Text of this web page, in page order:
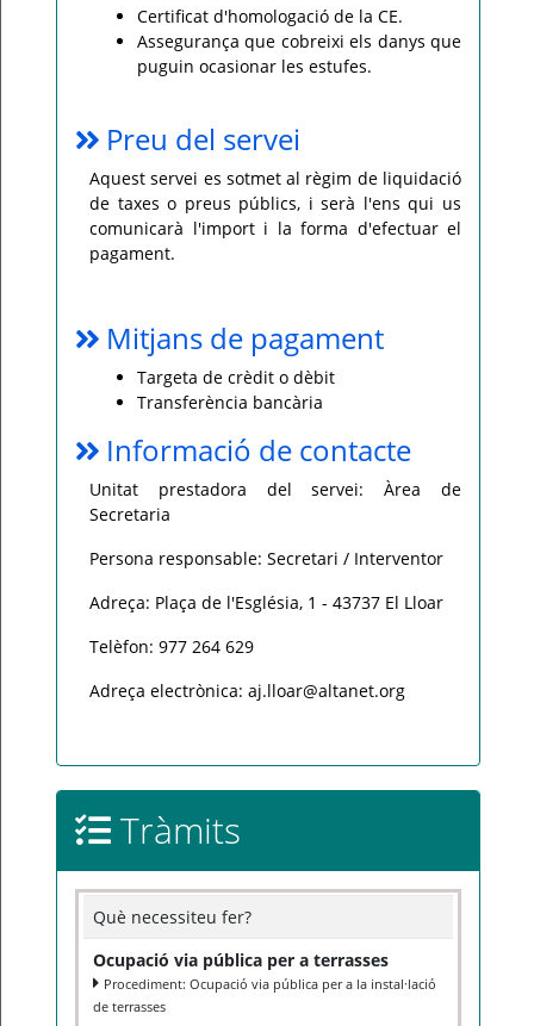
Certificat d'homologació de la CE.
Assegurança que cobreixi els danys que
puguin ocasionar les estufes.
Preu del servei
Aquest servei es sotmet al règim de liquidació
de taxes o preus públics, i serà l'ens qui us
comunicarà l'import i la forma d'efectuar el
pagament.
Mitjans de pagament
Targeta de crèdit o dèbit
Transferència bancària
Informació de contacte
Unitat prestadora del servei: Àrea de
Secretaria
Persona responsable: Secretari / Interventor
Adreça: Plaça de l'Església, 1 - 43737 El Lloar
Telèfon: 977 264 629
Adreça electrònica: aj.lloar@altanet.org
Tràmits
Què necessiteu fer?
Ocupació via pública per a terrasses
Procediment: Ocupació via pública per a la instal·lació
de terrasses